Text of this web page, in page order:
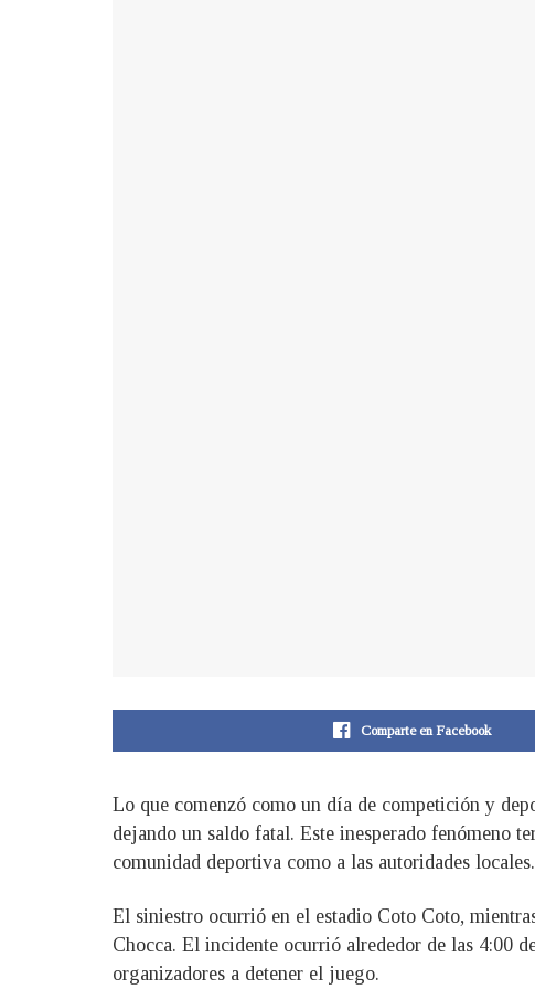
Comparte en Facebook
Lo que comenzó como un día de competición y
dejando un saldo fatal. Este inesperado fenómeno
comunidad deportiva como a las autoridades locales.
El siniestro ocurrió en el estadio Coto Coto,
Chocca. El incidente ocurrió alrededor de las 4:00
organizadores a detener el juego.